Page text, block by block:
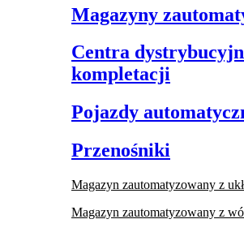
Magazyny
Centra
kompletacji
Pojazdy
Przenośniki
Magazyn zautomatyzowany z
Magazyn zautomatyzowany z